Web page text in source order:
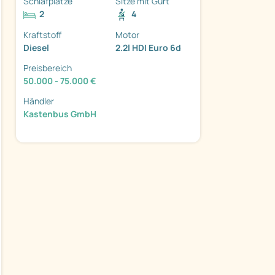
2
4
Kraftstoff
Diesel
Motor
2.2l HDI Euro 6d
Preisbereich
50.000 - 75.000 €
Händler
Kastenbus GmbH